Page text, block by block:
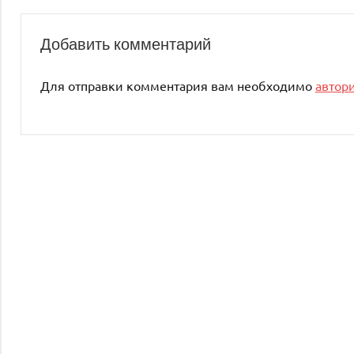
Добавить комментарий
Для отправки комментария вам необходимо